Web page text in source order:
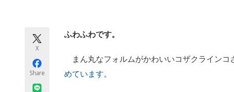
ちょっと気になるネットの話題
X
Share
ふわふわです。
まん丸なフォルムがかわいいコザクラインコ
めています。